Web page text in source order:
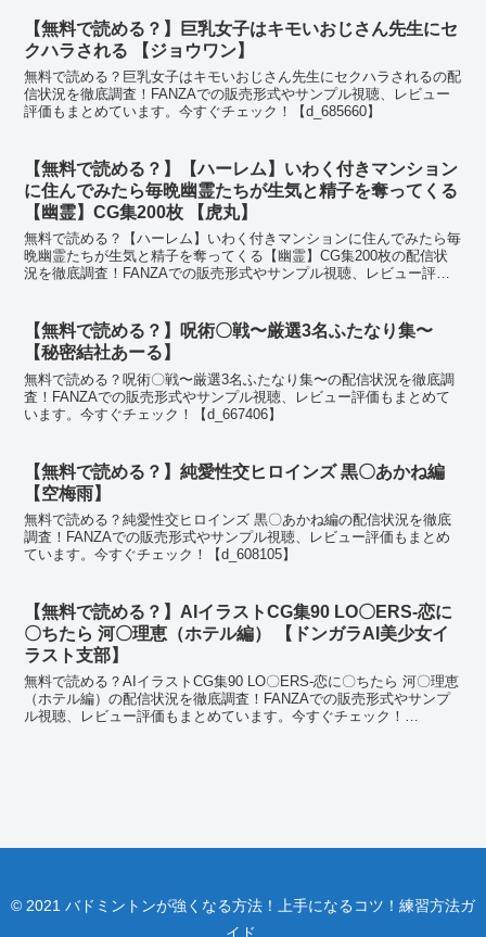
【無料で読める？】巨乳女子はキモいおじさん先生にセ
クハラされる 【ジョウワン】
無料で読める？巨乳女子はキモいおじさん先生にセクハラされるの配
信状況を徹底調査！FANZAでの販売形式やサンプル視聴、レビュー
評価もまとめています。今すぐチェック！【d_685660】
【無料で読める？】【ハーレム】いわく付きマンション
に住んでみたら毎晩幽霊たちが生気と精子を奪ってくる
【幽霊】CG集200枚 【虎丸】
無料で読める？【ハーレム】いわく付きマンションに住んでみたら毎
晩幽霊たちが生気と精子を奪ってくる【幽霊】CG集200枚の配信状
況を徹底調査！FANZAでの販売形式やサンプル視聴、レビュー評価
【無料で読める？】呪術〇戦〜厳選3名ふたなり集〜
【秘密結社あーる】
無料で読める？呪術〇戦〜厳選3名ふたなり集〜の配信状況を徹底調
査！FANZAでの販売形式やサンプル視聴、レビュー評価もまとめて
います。今すぐチェック！【d_667406】
【無料で読める？】純愛性交ヒロインズ 黒〇あかね編
【空梅雨】
無料で読める？純愛性交ヒロインズ 黒〇あかね編の配信状況を徹底
調査！FANZAでの販売形式やサンプル視聴、レビュー評価もまとめ
ています。今すぐチェック！【d_608105】
【無料で読める？】AIイラストCG集90 LO〇ERS-恋に
〇ちたら 河〇理恵（ホテル編） 【ドンガラAI美少女イ
ラスト支部】
無料で読める？AIイラストCG集90 LO〇ERS-恋に〇ちたら 河〇理恵
（ホテル編）の配信状況を徹底調査！FANZAでの販売形式やサンプ
ル視聴、レビュー評価もまとめています。今すぐチェック！
© 2021 バドミントンが強くなる方法！上手になるコツ！練習方法ガ
イド.